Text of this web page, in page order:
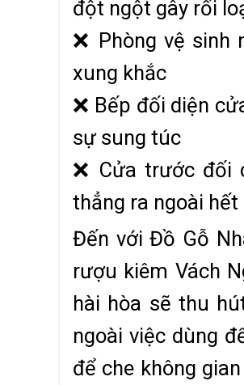
đột ngột gây rối
❌ Phòng vệ
xung khắc
❌ Bếp đối diện
sự sung túc
❌ Cửa trước đối
thẳng ra ngoài hết
Đến với Đồ Gỗ
rượu kiêm Vách
hài hòa sẽ thu
ngoài việc dùng
để che không